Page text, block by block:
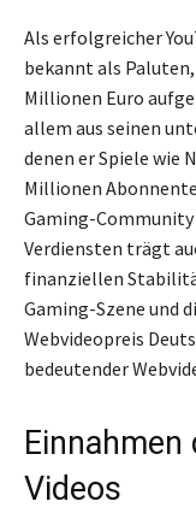
Als erfolgreicher
bekannt als
Millionen Euro
allem aus seinen
denen er Spiele wie
Millionen
Gaming-Community
Verdiensten trägt
finanziellen
Gaming-Szene und
Webvideopreis
bedeutender
Einnahmen
Videos